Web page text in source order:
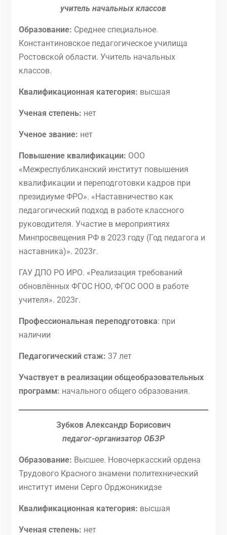
учитель начальных классов
Образование: Среднее специальное.
Константиновское педагогическое училища
Ростовской области. Учитель начальных
классов.
Квалификационная категория: высшая
Ученая степень: нет
Ученое звание: нет
Повышение квалификации: ООО
«Межреспубликанский институт повышения
квалификации и переподготовки кадров при
президиуме ФРО». «Наставничество как
педагогический подход в работе классного
руководителя. Участие в мероприятиях
Минпросвещения РФ в 2023 году (Год педагога и
наставника)». 2023г.
ГАУ ДПО РО ИРО. «Реализация требований
обновлённых ФГОС НОО, ФГОС ООО в работе
учителя». 2023г.
Профессиональная переподготовка: при
наличии
Педагогический стаж: 37 лет
Участвует в реализации общеобразовательных
программ: начального общего образования.
Зубков Александр Борисович
педагог-организатор ОБЗР
Образование: Высшее. Новочеркасский ордена
Трудового Красного знамени политехнический
институт имени Серго Орджоникидзе
Квалификационная категория: высшая
Ученая степень: нет